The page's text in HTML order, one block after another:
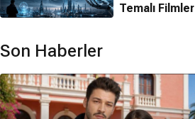
Temalı Filmler
Son Haberler